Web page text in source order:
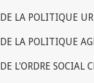
DE LA POLITIQUE
DE LA POLITIQUE
DE L'ORDRE SOCIAL